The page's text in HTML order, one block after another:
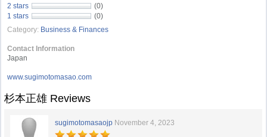
2 stars
(0)
1 stars
(0)
Category: Business & Finances
Contact Information
Japan
www.sugimotomasao.com
杉本正雄 Reviews
sugimotomasaojp November 4, 2023